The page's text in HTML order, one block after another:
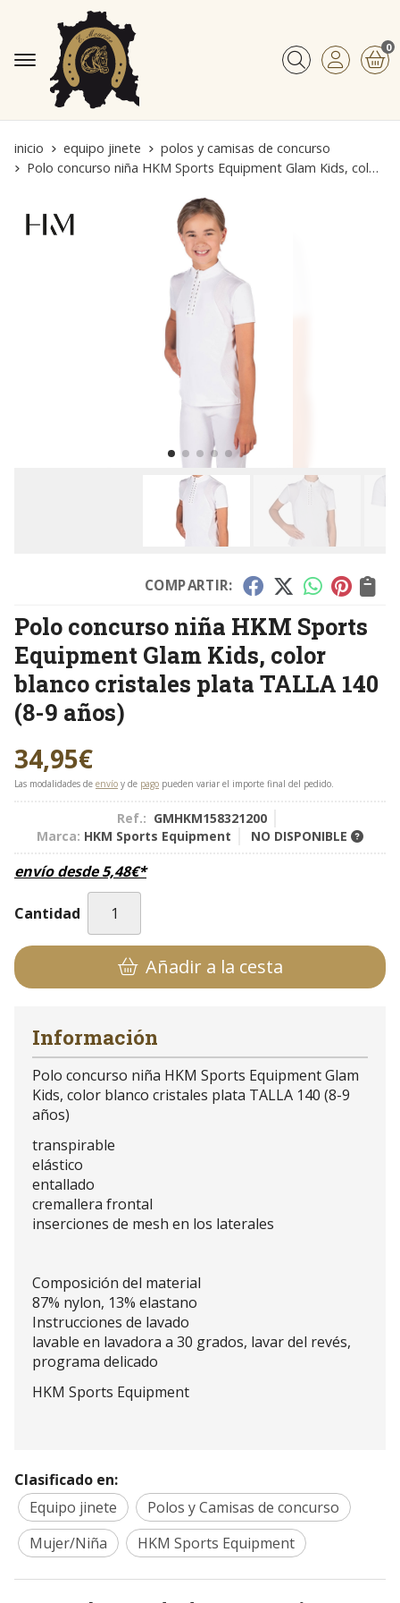
Buscar
0
inicio equipo jinete
polos y camisas de concurso
Polo concurso niña HKM Sports Equipment Glam Kids, color blanco cristales plata TALLA 140 (8-9 años)
COMPARTIR:
Polo concurso niña HKM Sports
Equipment Glam Kids, color
blanco cristales plata TALLA 140
(8-9 años)
34,95€
Las modalidades de envío y de pago pueden variar el importe final del pedido.
Ref.: GMHKM158321200
Marca: HKM Sports Equipment NO DISPONIBLE
envío desde5,48€*
Cantidad
Añadir a la cesta
Información
Polo concurso niña HKM Sports Equipment Glam
Kids, color blanco cristales plata TALLA 140 (8-9
años)
transpirable
elástico
entallado
cremallera frontal
inserciones de mesh en los laterales
Composición del material
87% nylon, 13% elastano
Instrucciones de lavado
lavable en lavadora a 30 grados, lavar del revés,
programa delicado
HKM Sports Equipment
Clasificado en:
Equipo jinete
Polos y Camisas de concurso
Mujer/Niña
HKM Sports Equipment